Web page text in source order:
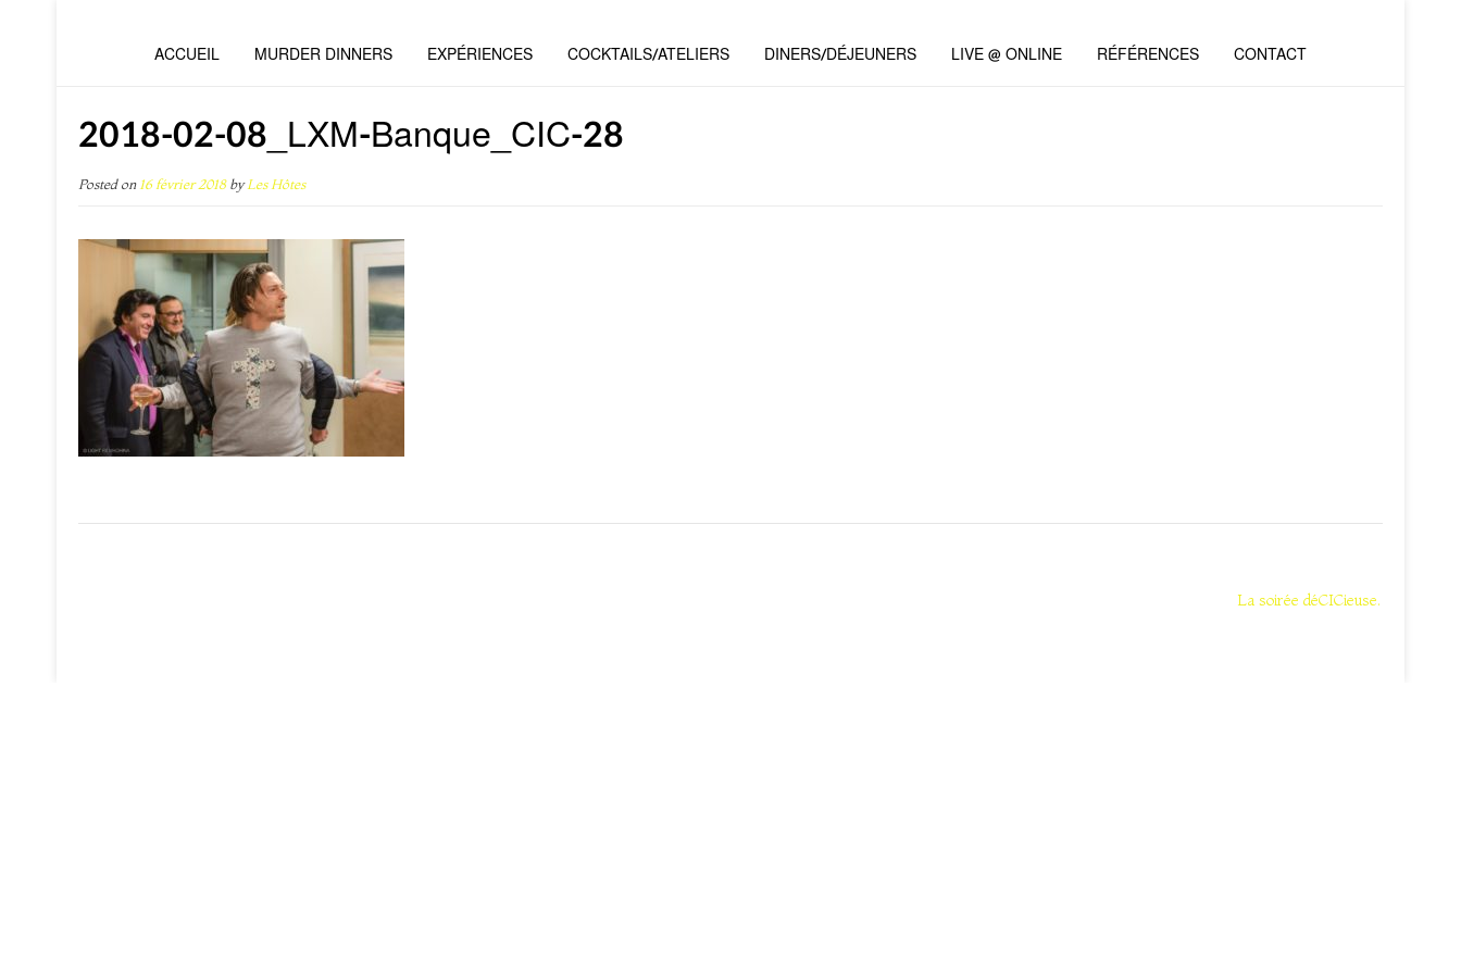
ACCUEIL MURDER DINNERS EXPÉRIENCES COCKTAILS/ATELIERS DINERS/DÉJEUNERS LIVE @ ONLINE RÉFÉRENCES CONTACT
2018-02-08_LXM-Banque_CIC-28
Posted on16 février 2018byLes Hôtes
La soirée déCICieuse.